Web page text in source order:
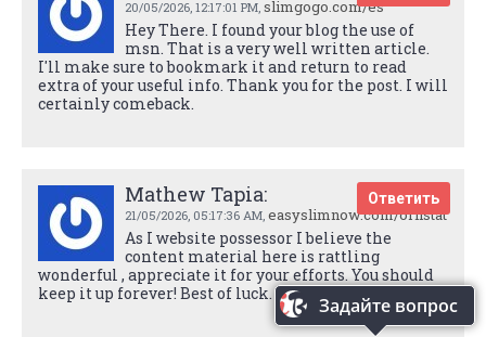
20/05/2026, 12:17:01 PM, slimgogo.com/es
Hey There. I found your blog the use of
msn. That is a very well written article.
I'll make sure to bookmark it and return to read
extra of your useful info. Thank you for the post. I will
certainly comeback.
Mathew Tapia:
21/05/2026, 05:17:36 AM, easyslimnow.com/orlistat
Ответить
As I website possessor I believe the
content material here is rattling
wonderful , appreciate it for your efforts. You should
keep it up forever! Best of luck.
Задайте вопрос